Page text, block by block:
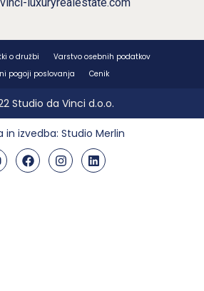
o družbi
Varstvo osebnih podatkov
pogoji poslovanja
Cenik
Studio da Vinci d.o.o.
in izvedba: Studio Merlin